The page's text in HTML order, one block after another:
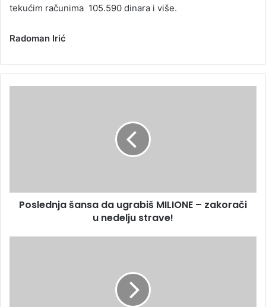
tekućim računima 105.590 dinara i više.
Radoman Irić
Poslednja šansa da ugrabiš MILIONE – zakorači
u nedelju strave!